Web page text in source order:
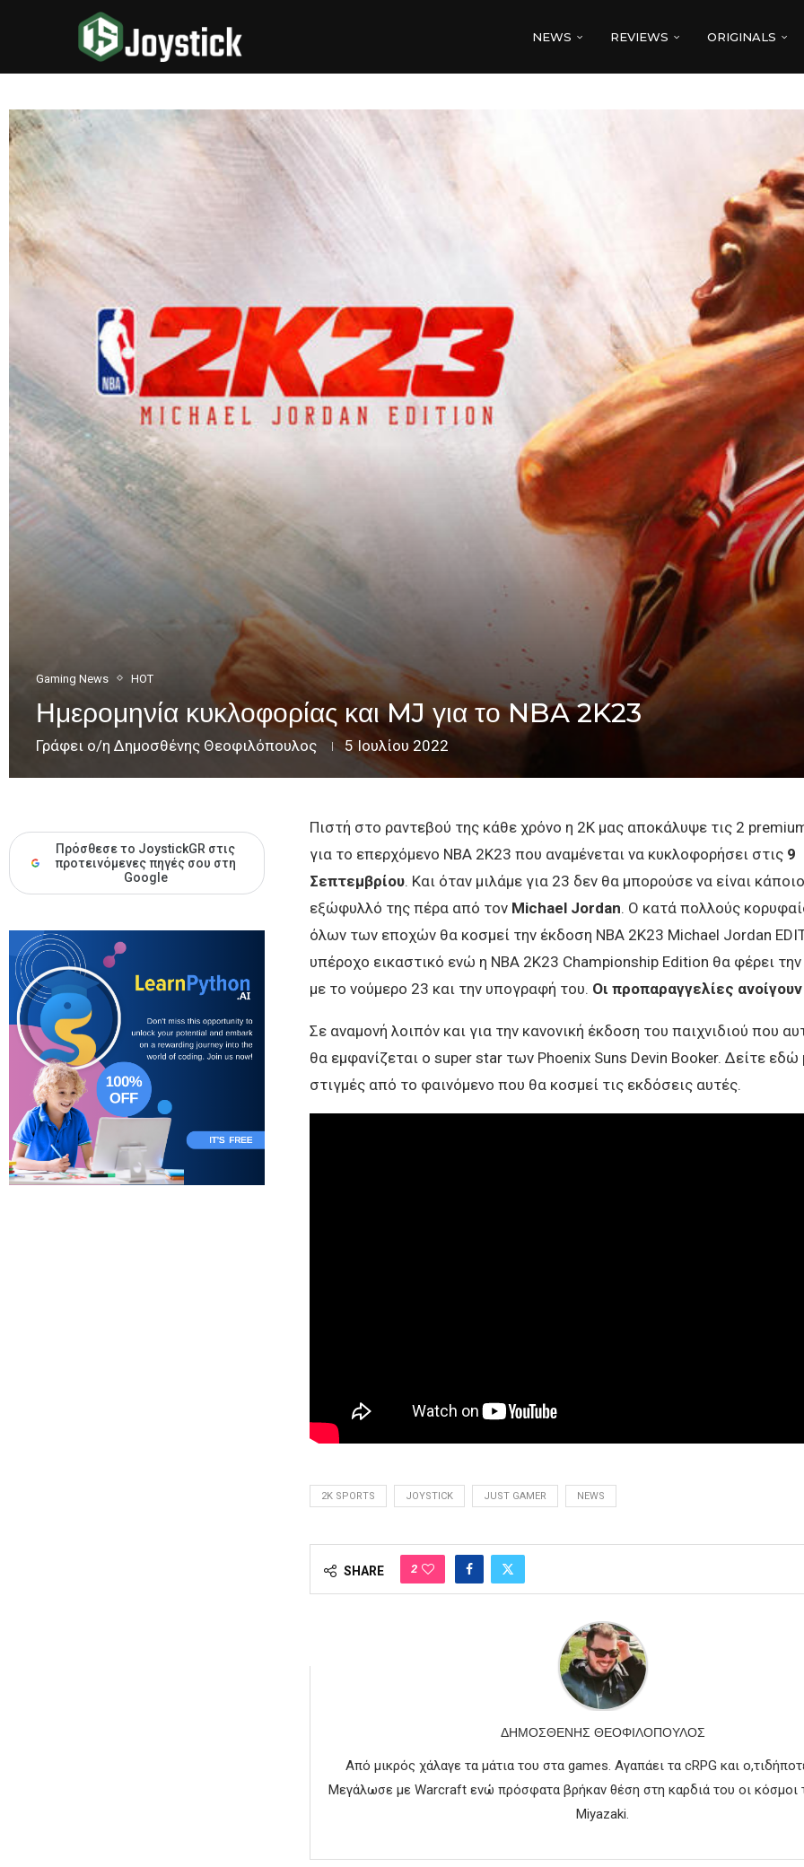
NEWS REVIEWS ORIGINALS
Gaming News HOT
Ημερομηνία κυκλοφορίας και MJ για το NBA 2K23
Γράφει ο/η Δημοσθένης Θεοφιλόπουλος 5 Ιουλίου 2022
Πιστή στο ραντεβού της κάθε χρόνο η 2K μας αποκάλυψε τις 2
για το επερχόμενο NBA 2K23 που αναμένεται να κυκλοφορήσει στις 9
Σεπτεμβρίου. Και όταν μιλάμε για 23 δεν θα μπορούσε να είναι
εξώφυλλό της πέρα από τον Michael Jordan. Ο κατά πολλούς
όλων των εποχών θα κοσμεί την έκδοση NBA 2K23 Michael Jordan
υπέροχο εικαστικό ενώ η NBA 2K23 Championship Edition θα φέρει
με το νούμερο 23 και την υπογραφή του. Οι προπαραγγελίες
Σε αναμονή λοιπόν και για την κανονική έκδοση του παιχνιδιού που
θα εμφανίζεται ο super star των Phoenix Suns Devin Booker. Δείτε εδώ
στιγμές από το φαινόμενο που θα κοσμεί τις εκδόσεις αυτές.
2K SPORTS JOYSTICK JUST GAMER NEWS
SHARE 2
ΔΗΜΟΣΘΈΝΗΣ ΘΕΟΦΙΛΌΠΟΥΛΟΣ
Από μικρός χάλαγε τα μάτια του στα games. Αγαπάει τα cRPG και
Μεγάλωσε με Warcraft ενώ πρόσφατα βρήκαν θέση στη καρδιά του οι κόσμοι
Miyazaki.
Πρόσθεσε το JoystickGR στις
προτεινόμενες πηγές σου στη
Google